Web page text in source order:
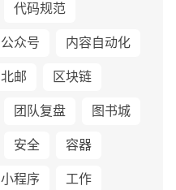
代码规范
公众号
内容自动化
北邮
区块链
团队复盘
图书城
安全
容器
小程序
工作